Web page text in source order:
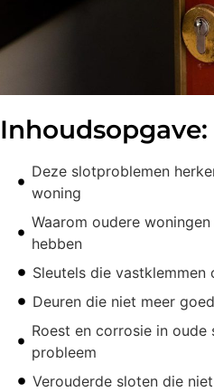
Inhoudsopgave:
Deze slotproblemen
woning
Waarom oudere
hebben
Sleutels die
Deuren die niet meer
Roest en corrosie in oude
probleem
Verouderde sloten die